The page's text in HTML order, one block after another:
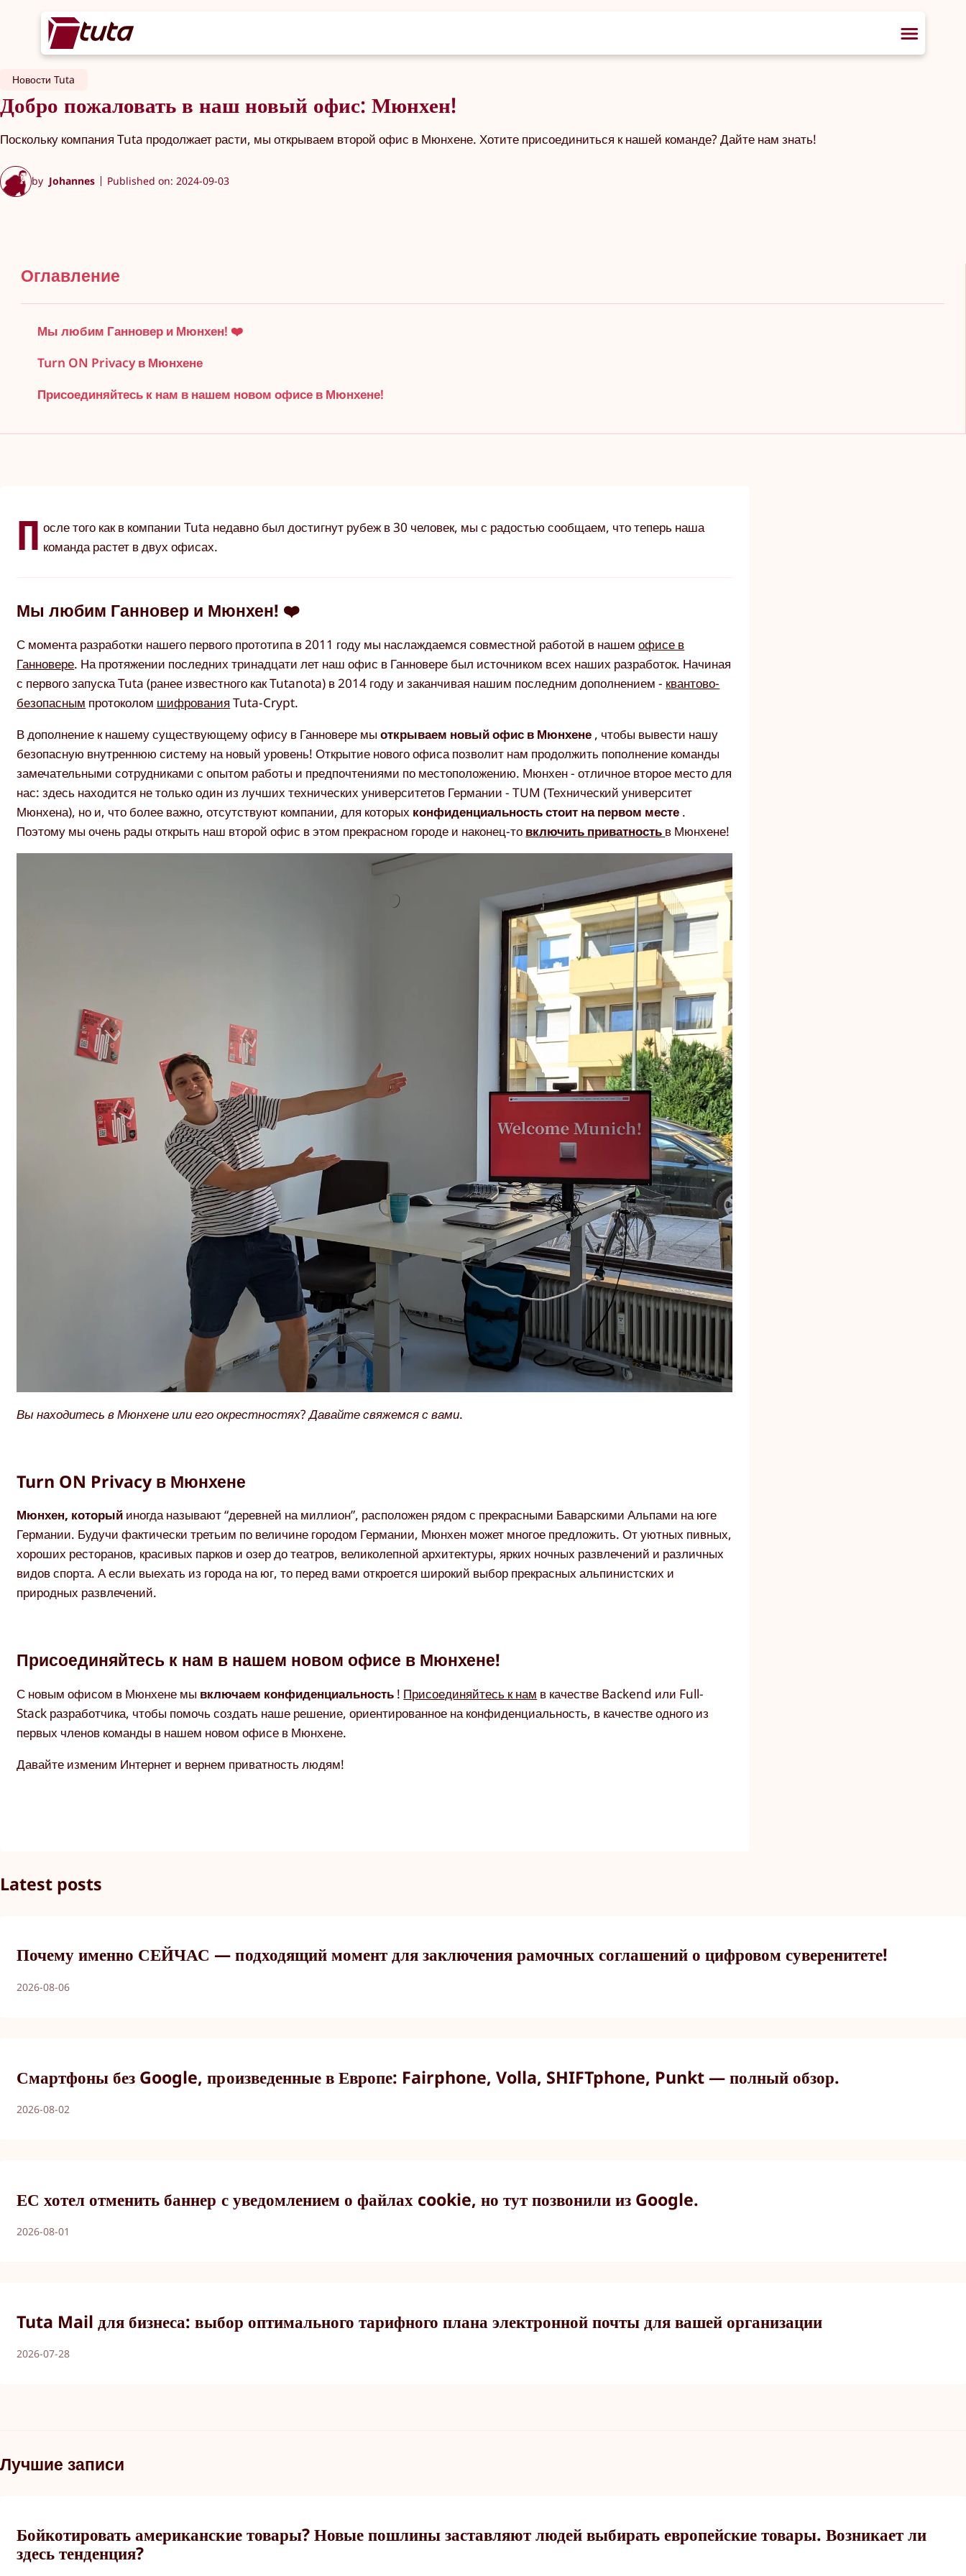
Новости Tuta
Добро пожаловать в наш новый офис: Мюнхен!
Поскольку компания Tuta продолжает расти, мы открываем второй офис в Мюнхене. Хотите присоединиться к нашей команде? Дайте нам знать!
by Johannes Published on: 2024-09-03
Оглавление
Мы любим Ганновер и Мюнхен! ❤️
Turn ON Privacy в Мюнхене
Присоединяйтесь к нам в нашем новом офисе в Мюнхене!
П осле того как в компании Tuta недавно был достигнут рубеж в 30 человек, мы с радостью сообщаем, что теперь наша
команда растет в двух офисах.
Мы любим Ганновер и Мюнхен! ❤️
С момента разработки нашего первого прототипа в 2011 году мы наслаждаемся совместной работой в нашемофисе в
Ганновере. На протяжении последних тринадцати лет наш офис в Ганновере был источником всех наших разработок. Начиная
с первого запускаTuta (ранее известного какTutanota) в 2014 году и заканчивая нашим последним дополнением - квантово-
безопасным протоколом шифрования Tuta-Crypt.
В дополнение к нашему существующему офису в Ганновере мыоткрываем новый офис в Мюнхене , чтобы вывести нашу
безопасную внутреннюю систему на новый уровень! Открытие нового офиса позволит нам продолжить пополнение команды
замечательными сотрудниками с опытом работы и предпочтениями по местоположению. Мюнхен - отличное второе место для
нас: здесь находится не только один из лучших технических университетов Германии - TUM (Технический университет
Мюнхена), но и, что более важно, отсутствуют компании, для которых конфиденциальность стоит на первом месте .
Поэтому мы очень рады открыть наш второй офис в этом прекрасном городе и наконец-то включить приватность в Мюнхене!
Вы находитесь в Мюнхене или его окрестностях? Давайте свяжемся с вами.
Turn ON Privacy в Мюнхене
Мюнхен, который иногда называют “деревней на миллион”, расположен рядом с прекрасными Баварскими Альпами на юге
Германии. Будучи фактически третьим по величине городом Германии, Мюнхен может многое предложить. От уютных пивных,
хороших ресторанов, красивых парков и озер до театров, великолепной архитектуры, ярких ночных развлечений и различных
видов спорта. А если выехать из города на юг, то перед вами откроется широкий выбор прекрасных альпинистских и
природных развлечений.
Присоединяйтесь к нам в нашем новом офисе в Мюнхене!
С новым офисом в Мюнхене мы включаем конфиденциальность ! Присоединяйтесь к нам в качестве Backend или Full-
Stack разработчика, чтобы помочь создать наше решение, ориентированное на конфиденциальность, в качестве одного из
первых членов команды в нашем новом офисе в Мюнхене.
Давайте изменим Интернет и вернем приватность людям!
Latest posts
Почему именно СЕЙЧАС — подходящий момент для заключения рамочных соглашений о цифровом суверенитете!
2026-08-06
Смартфоны без Google, произведенные в Европе: Fairphone, Volla, SHIFTphone, Punkt — полный обзор.
2026-08-02
ЕС хотел отменить баннер с уведомлением о файлах cookie, но тут позвонили из Google.
2026-08-01
Tuta Mail для бизнеса: выбор оптимального тарифного плана электронной почты для вашей организации
2026-07-28
Лучшие записи
Бойкотировать американские товары? Новые пошлины заставляют людей выбирать европейские товары. Возникает ли
здесь тенденция?